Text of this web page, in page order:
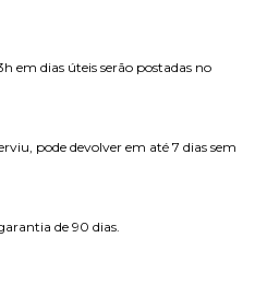
em dias úteis serão postadas no
pode devolver em até 7 dias sem
de 90 dias.